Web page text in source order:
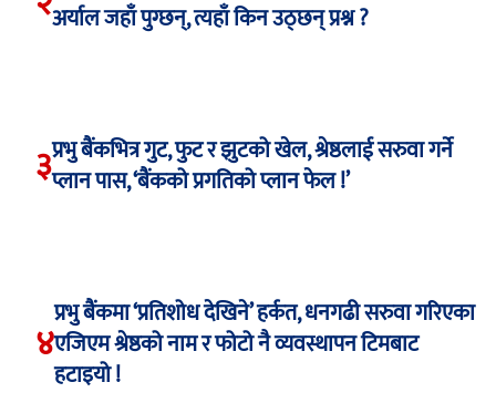
अर्याल जहाँ पुग्छन्, त्यहाँ किन उठ्छन् प्रश्न ?
३प्रभु बैंकभित्र गुट, फुट र झुटको खेल, श्रेष्ठलाई सरुवा गर्ने
प्लान पास, ‘बैंकको प्रगतिको प्लान फेल !’
४
प्रभु बैंकमा ‘प्रतिशोध देखिने’ हर्कत, धनगढी सरुवा गरिएका
एजिएम श्रेष्ठको नाम र फोटो नै व्यवस्थापन टिमबाट
हटाइयो !